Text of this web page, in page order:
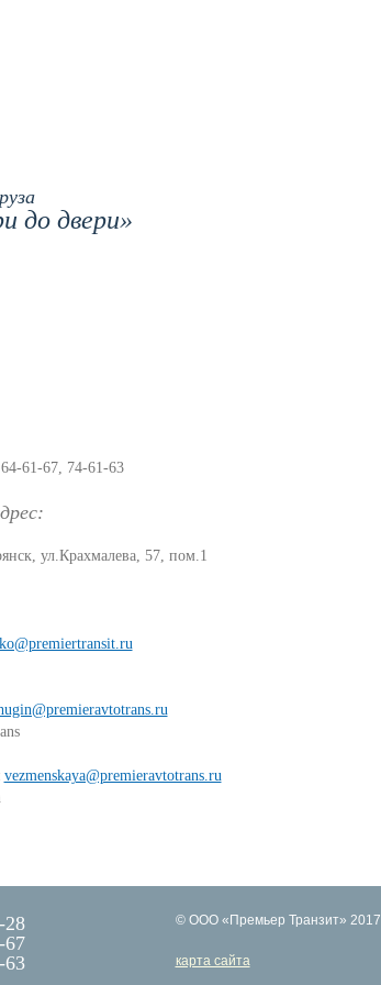
до двери»
61-67, 74-61-63
ул.Крахмалева, 57, пом.1
vezmenskaya@premieravtotrans.ru
28
67
63
© ООО «Премьер Транзит» 2017
карта сайта